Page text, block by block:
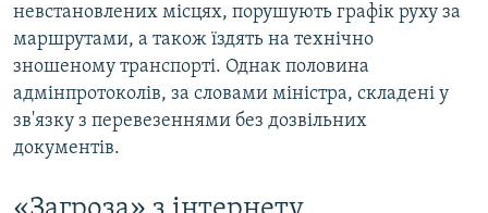
невстановлених місцях, порушують графік руху за
маршрутами, а також їздять на технічно
зношеному транспорті. Однак половина
адмінпротоколів, за словами міністра, складені у
зв'язку з перевезеннями без дозвільних
документів.